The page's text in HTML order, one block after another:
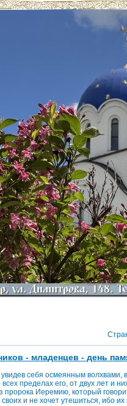
- младенцев - день
себя осмеянным волхвами,
пределах его, от двух лет и
пророка Иеремию, который
своих и не хочет утешиться, ибо